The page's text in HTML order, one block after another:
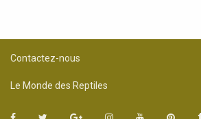
Contactez-nous
Le Monde des Reptiles